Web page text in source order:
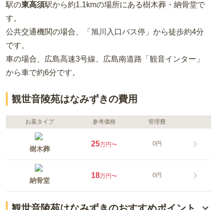
駅の東高須駅から約1.1kmの場所にある樹木葬・納骨堂で
す。
公共交通機関の場合 、「旭川入口バス停」から徒歩約4分
です。
車の場合 、広島高速3号線、広島南道路「観音インター」
から車で約6分です。
観世音陵苑はなみずきの費用
お墓タイプ 参考価格 管理費
樹木葬
25万円〜 0円
納骨堂
18万円〜 0円